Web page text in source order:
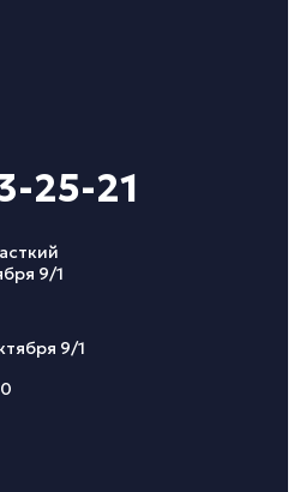
25-21
9/1
9/1